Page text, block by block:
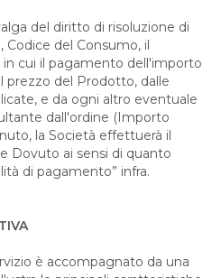
del diritto di risoluzione di
Codice del Consumo, il
cui il pagamento dell'importo
del Prodotto, dalle
e da ogni altro eventuale
dall'ordine (Importo
la Società effettuerà il
Dovuto ai sensi di quanto
di pagamento” infra.
è accompagnato da una